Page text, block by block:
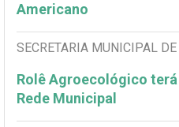
Americano
SECRETARIA MUNICIPAL DE
Rolê Agroecológico
Rede Municipal